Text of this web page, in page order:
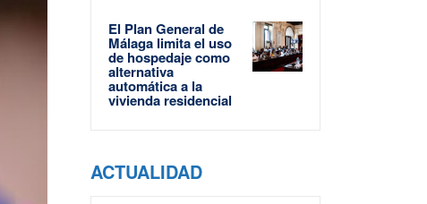
El Plan General de
Málaga limita el uso
de hospedaje como
alternativa
automática a la
vivienda residencial
ACTUALIDAD